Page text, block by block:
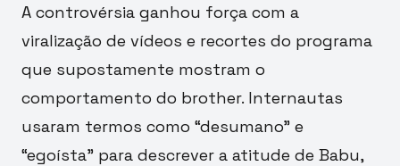
A controvérsia ganhou força com a
viralização de vídeos e recortes do programa
que supostamente mostram o
comportamento do brother. Internautas
usaram termos como “desumano” e
“egoísta” para descrever a atitude de Babu,